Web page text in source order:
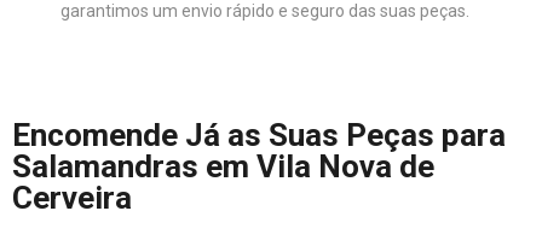
garantimos um envio rápido e seguro das suas peças.
Encomende Já as Suas Peças para
Salamandras em Vila Nova de
Cerveira